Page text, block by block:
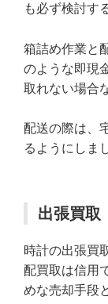
も必ず検討す
箱詰め作業と
のような即現
取れない場合
配送の際は、
るようにしま
出張買取
時計の出張買
配買取は信用
めな売却手段